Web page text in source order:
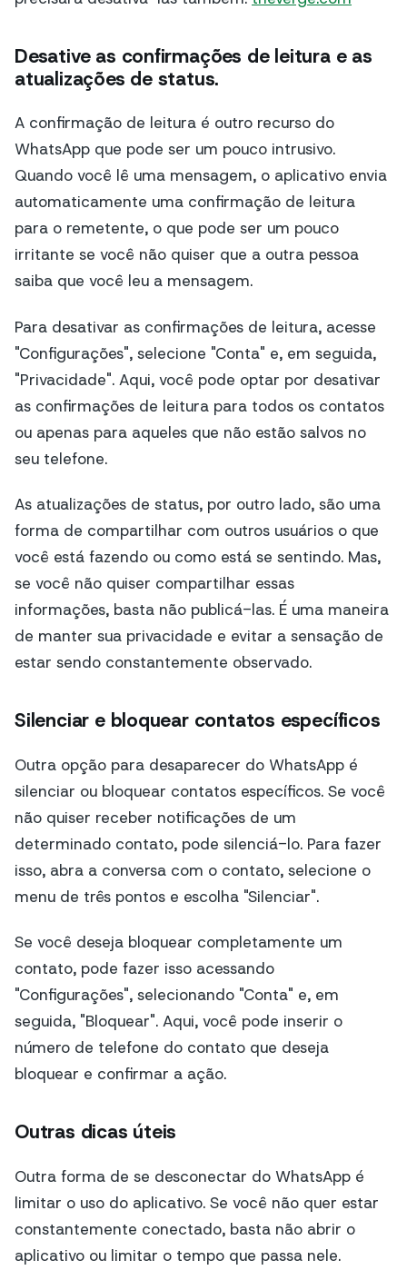
Desative as confirmações de leitura e as
atualizações de status.
A confirmação de leitura é outro recurso do
WhatsApp que pode ser um pouco intrusivo.
Quando você lê uma mensagem, o aplicativo envia
automaticamente uma confirmação de leitura
para o remetente, o que pode ser um pouco
irritante se você não quiser que a outra pessoa
saiba que você leu a mensagem.
Para desativar as confirmações de leitura, acesse
"Configurações", selecione "Conta" e, em seguida,
"Privacidade". Aqui, você pode optar por desativar
as confirmações de leitura para todos os contatos
ou apenas para aqueles que não estão salvos no
seu telefone.
As atualizações de status, por outro lado, são uma
forma de compartilhar com outros usuários o que
você está fazendo ou como está se sentindo. Mas,
se você não quiser compartilhar essas
informações, basta não publicá-las. É uma maneira
de manter sua privacidade e evitar a sensação de
estar sendo constantemente observado.
Silenciar e bloquear contatos específicos
Outra opção para desaparecer do WhatsApp é
silenciar ou bloquear contatos específicos. Se você
não quiser receber notificações de um
determinado contato, pode silenciá-lo. Para fazer
isso, abra a conversa com o contato, selecione o
menu de três pontos e escolha "Silenciar".
Se você deseja bloquear completamente um
contato, pode fazer isso acessando
"Configurações", selecionando "Conta" e, em
seguida, "Bloquear". Aqui, você pode inserir o
número de telefone do contato que deseja
bloquear e confirmar a ação.
Outras dicas úteis
Outra forma de se desconectar do WhatsApp é
limitar o uso do aplicativo. Se você não quer estar
constantemente conectado, basta não abrir o
aplicativo ou limitar o tempo que passa nele.